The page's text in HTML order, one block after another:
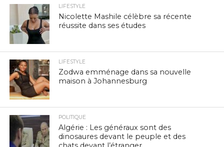
LIFESTYLE
Nicolette Mashile célèbre sa récente
réussite dans ses études
LIFESTYLE
Zodwa emménage dans sa nouvelle
maison à Johannesburg
POLITIQUE
Algérie : Les généraux sont des
dinosaures devant le peuple et des